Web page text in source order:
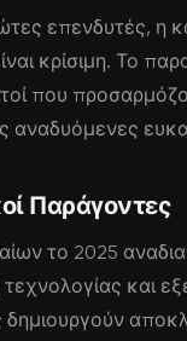
επενδυτές, η
κρίσιμη. Το
που
Παράγοντες
το 2025
και
δημιουργούν